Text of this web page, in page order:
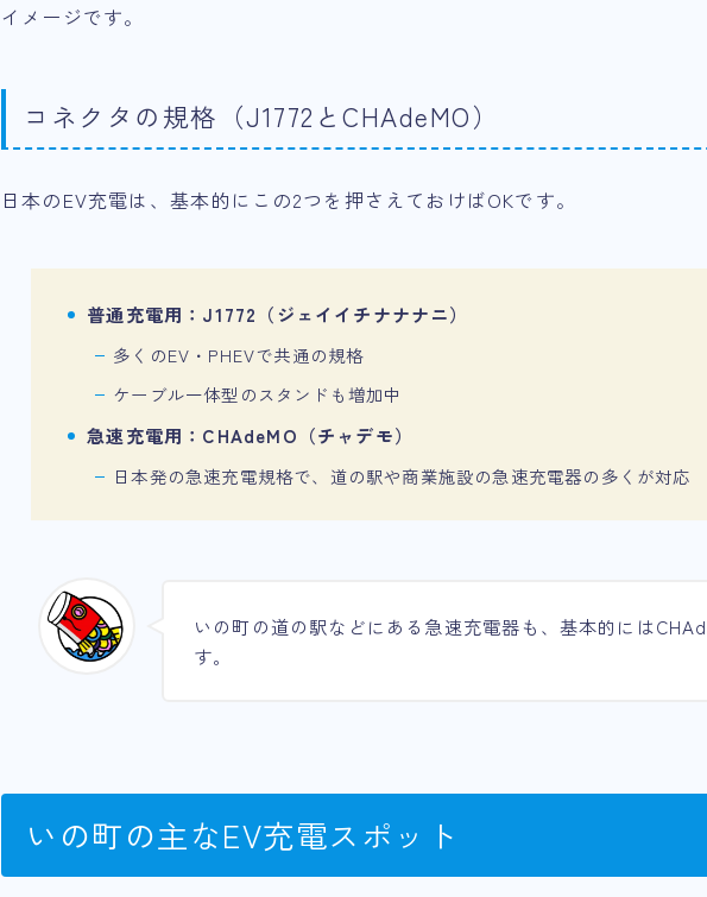
イメージです。
コネクタの規格（J1772とCHAdeMO）
日本のEV充電は、基本的にこの2つを押さえておけばOKです。
普通充電用：J1772（ジェイイチナナナニ）
多くのEV・PHEVで共通の規格
ケーブル一体型のスタンドも増加中
急速充電用：CHAdeMO（チャデモ）
日本発の急速充電規格で、道の駅や商業施設の急速充電器の多くが対応
いの町の道の駅などにある急速充電器も、基本的には
す。
いの町の主なEV充電スポット